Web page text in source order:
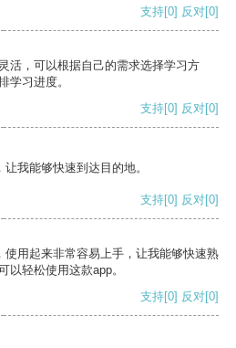
支持[0] 反对[0]
活，可以根据自己的需求选择学习方
学习进度。
支持[0] 反对[0]
我能够快速到达目的地。
支持[0] 反对[0]
用起来非常容易上手，让我能够快速熟
以轻松使用这款app。
支持[0] 反对[0]